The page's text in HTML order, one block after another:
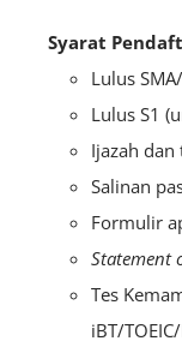
Syarat
Lulus
Lulus S1
Ijazah
Salinan
Formulir
Statement
Tes
iBT/TOEIC/